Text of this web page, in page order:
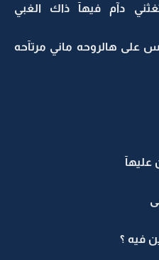
دآم فيهآ ذاك الغبي
على هالروحه ماني مرتآحه
فيه ؟